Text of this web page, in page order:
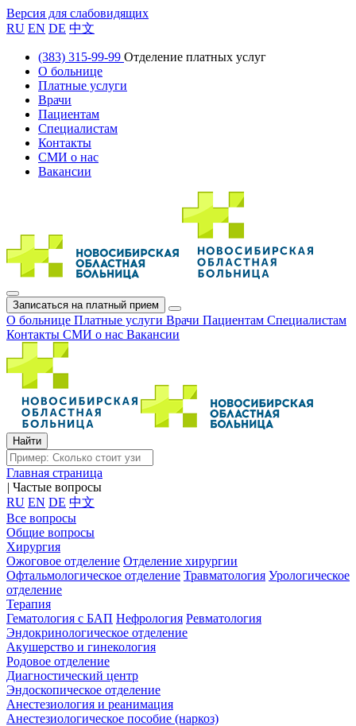
Версия для слабовидящих
RU EN DE 中文
(383) 315-99-99 Отделение платных услуг
О больнице
Платные услуги
Врачи
Пациентам
Специалистам
Контакты
СМИ о нас
Вакансии
Записаться на платный прием
О больнице Платные услуги Врачи Пациентам Специалистам
Контакты СМИ о нас Вакансии
Главная страница
| Частые вопросы
RU EN DE 中文
Все вопросы
Общие вопросы
Хирургия
Ожоговое отделение Отделение хирургии
Офтальмологическое отделение Травматология Урологическое
отделение
Терапия
Гематология с БАП Нефрология Ревматология
Эндокринологическое отделение
Акушерство и гинекология
Родовое отделение
Диагностический центр
Эндоскопическое отделение
Анестезиология и реанимация
Анестезиологическое пособие (наркоз)